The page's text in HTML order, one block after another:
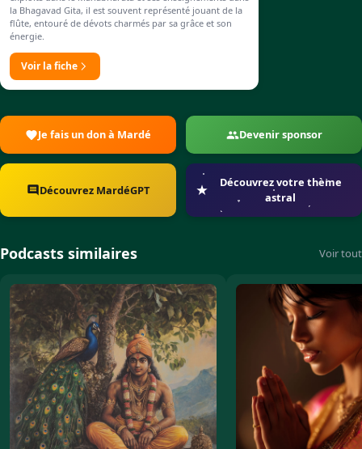
la Bhagavad Gita, il est souvent représenté jouant de la
flûte, entouré de dévots charmés par sa grâce et son
énergie.
Voir la fiche
Je fais un don à Mardé Devenir sponsor
Découvrez MardéGPT
Découvrez votre thème
astral
Podcasts similaires Voir tout